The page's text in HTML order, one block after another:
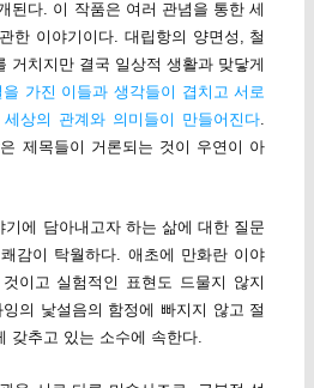
된다. 이 작품은 여러 관념을 통한 세
한 이야기이다. 대립항의 양면성, 철
거치지만 결국 일상적 생활과 맞닿게
가진 이들과 생각들이 겹치고 서로
상의 관계와 의미들이 만들어진다
제목들이 거론되는 것이 우연이 아
에 담아내고자 하는 삶에 대한 질문
감이 탁월하다. 애초에 만화란 이야
이고 실험적인 표현도 드물지 않지
의 낯설음의 함정에 빠지지 않고 절
갖추고 있는 소수에 속한다.